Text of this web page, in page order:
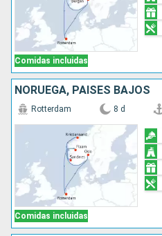
Comidas incluidas
NORUEGA, PAISES BAJOS
Comidas incluidas
Rotterdam 8 d